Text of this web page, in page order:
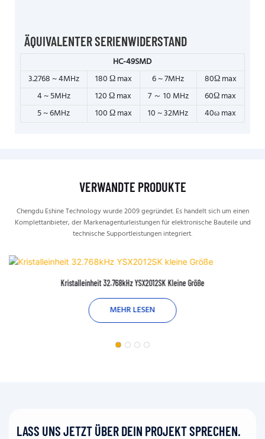
ÄQUIVALENTER SERIENWIDERSTAND
HC-49SMD
3.2768 ~ 4MHz
180 Ω max 6 ~ 7MHz
80Ω max
4 ~ 5MHz
120 Ω max 7 ～ 10 MHz
60Ω max
5 ~ 6MHz
100 Ω max 10 ~ 32MHz 40ω max
VERWANDTE PRODUKTE
Chengdu Eshine Technology wurde 2009 gegründet. Es handelt sich um einen
Komplettanbieter, der Markenagenturleistungen für elektronische Bauteile und
technische Supportleistungen integriert.
Kristalleinheit 32.768kHz YSX2012SK Kleine Größe
MEHR LESEN
LASS UNS JETZT ÜBER DEIN PROJEKT SPRECHEN.